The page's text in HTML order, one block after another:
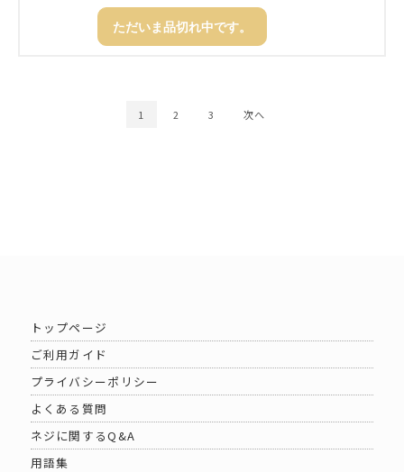
ただいま品切れ中です。
1 2 3 次へ
トップページ
ご利用ガイド
プライバシーポリシー
よくある質問
ネジに関するQ&A
用語集